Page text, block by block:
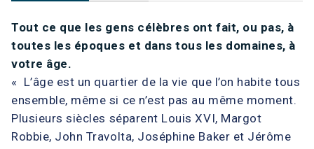
Tout ce que les gens célèbres ont fait, ou pas, à
toutes les époques et dans tous les domaines, à
votre âge.
« L’âge est un quartier de la vie que l’on habite tous
ensemble, même si ce n’est pas au même moment.
Plusieurs siècles séparent Louis XVI, Margot
Robbie, John Travolta, Joséphine Baker et Jérôme